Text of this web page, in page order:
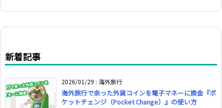
新着記事
2026/01/29 : 海外旅行
海外旅行で余った外貨コインを電子マネーに換金『ポ
ケットチェンジ（Pocket Change）』の使い方